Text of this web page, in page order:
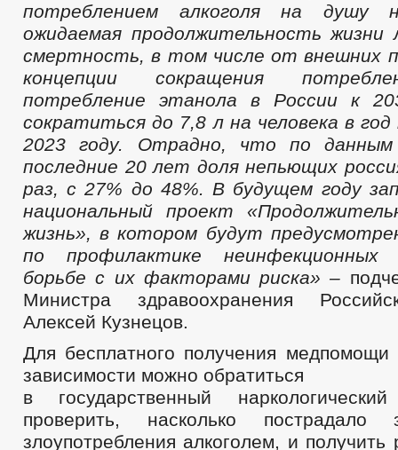
потреблением алкоголя на душу
ожидаемая продолжительность
смертность, в том числе от внешних
концепции сокращения
потребление этанола в России к
сократиться до 7,8 л на человека в
2023 году. Отрадно, что по данным
последние 20 лет доля непьющих
раз, с 27% до 48%. В будущем году
национальный проект
жизнь», в котором будут
по профилактике неинфекционных
борьбе с их факторами риска» –
Министра здравоохранения
Алексей Кузнецов.
Для бесплатного получения медпомощи
зависимости можно обратиться
в государственный
проверить, насколько пострадало
злоупотребления алкоголем, и получить